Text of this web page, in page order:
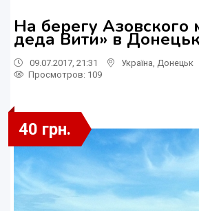
На берегу Азовского
деда Вити» в
09.07.2017, 21:31 Україна Донецьк
Просмотров: 109
40 грн.